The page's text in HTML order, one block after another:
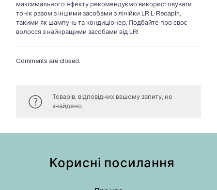
максимального ефекту рекомендуємо використовувати
тонік разом з іншими засобами з лінійки LR L-Recapin,
такими як шампунь та кондиціонер. Подбайте про своє
волосся з найкращими засобами від LR!
Comments are closed.
Товарів, відповідних вашому запиту, не
знайдено.
Корисні посилання